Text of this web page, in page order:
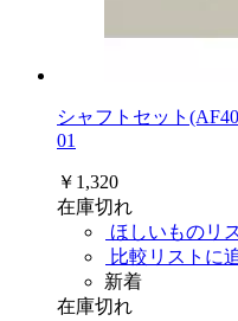
シャフトセット
01
￥1,320
在庫切れ
ほしいものリ
比較リストに
新着
在庫切れ